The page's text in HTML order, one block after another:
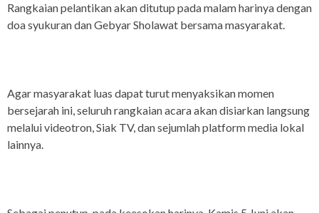
Rangkaian pelantikan akan ditutup pada malam harinya dengan
doa syukuran dan Gebyar Sholawat bersama masyarakat.
Agar masyarakat luas dapat turut menyaksikan momen
bersejarah ini, seluruh rangkaian acara akan disiarkan langsung
melalui videotron, Siak TV, dan sejumlah platform media lokal
lainnya.